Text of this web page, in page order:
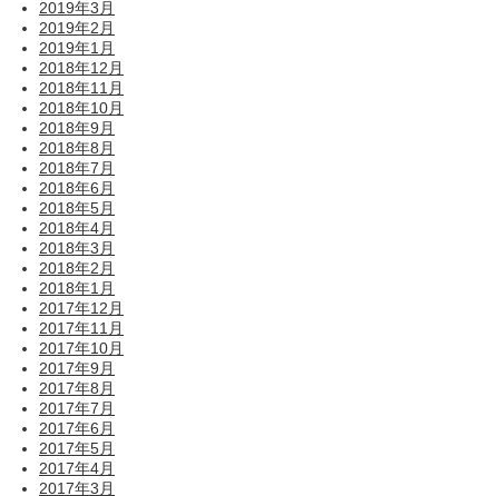
2019年3月
2019年2月
2019年1月
2018年12月
2018年11月
2018年10月
2018年9月
2018年8月
2018年7月
2018年6月
2018年5月
2018年4月
2018年3月
2018年2月
2018年1月
2017年12月
2017年11月
2017年10月
2017年9月
2017年8月
2017年7月
2017年6月
2017年5月
2017年4月
2017年3月